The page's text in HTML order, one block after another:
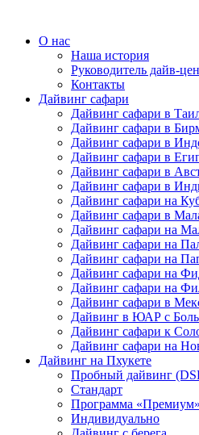
О нас
Наша история
Руководитель дайв-
Контакты
Дайвинг сафари
Дайвинг сафари в
Дайвинг сафари в
Дайвинг сафари в
Дайвинг сафари в
Дайвинг сафари в
Дайвинг сафари в
Дайвинг сафари на
Дайвинг сафари в
Дайвинг сафари на
Дайвинг сафари на
Дайвинг сафари на
Дайвинг сафари на
Дайвинг сафари на
Дайвинг сафари в
Дайвинг в ЮАР с
Дайвинг сафари к
Дайвинг сафари на
Дайвинг на Пхукете
Пробный дайвинг
Стандарт
Программа «Премиум»
Индивидуально